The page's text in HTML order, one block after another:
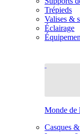
Trépieds
Valises &
Éclairage
Monde de
Casques